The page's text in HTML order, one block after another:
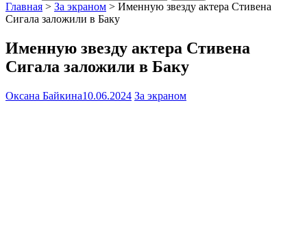
Главная > За экраном > Именную звезду актера Стивена
Сигала заложили в Баку
Именную звезду актера Стивена
Сигала заложили в Баку
Оксана Байкина10.06.2024 За экраном